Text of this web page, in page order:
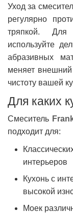
Уход за
регулярно
тряпкой. Для
используйте
абразивных
меняет
чистоту вашей
Для каких
Смеситель
подходит для:
интерьеров
Кухонь с
высокой
Моек